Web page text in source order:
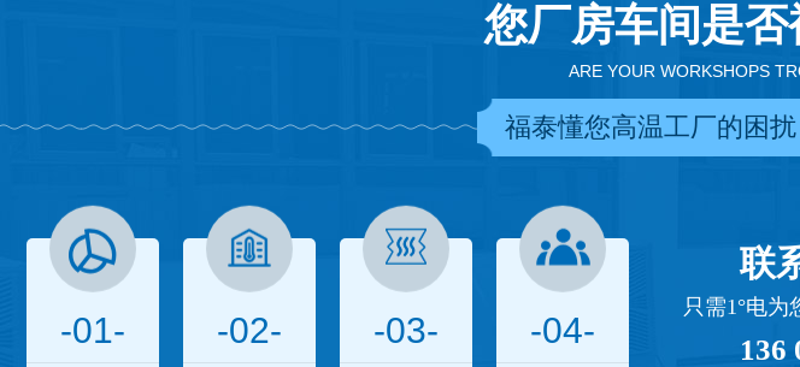
您厂房车间是
ARE YOUR WORKSHOPS
福泰懂您高温工厂的困
-01- -02- -03- -04-
联
只需1°电为
136